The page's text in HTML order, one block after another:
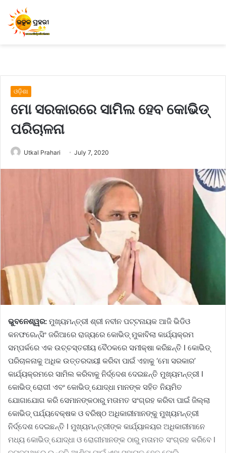
ଓଡ଼ିଶା
ମୋ ସରକାରରେ ସାମିଲ ହେବ କୋଭିଡ୍‌
ପରିଚାଳନା
Utkal Prahari July 7, 2020
ଭୁବନେଶ୍ୱର: ମୁଖ୍ୟମନ୍ତ୍ରୀ ଶ୍ରୀ ନବୀନ ପଟ୍ଟନାୟକ ଆଜି ଭିଡିଓ
କନଫରେନ୍ସିଂ ଜରିଆରେ ରାଜ୍ୟରେ କୋଭିଡ୍‌ ମୁକାବିଲା କାର୍ଯ୍ୟକ୍ରମ
ସମ୍ପର୍କରେ ଏକ ଉଚ୍ଚସ୍ତରୀୟ ବୈଠକରେ ସମୀକ୍ଷା କରିଛନ୍ତି I କୋଭିଡ୍‌
ପରିଚାଳନାକୁ ଅଧିକ ଉତ୍ତରଦାୟୀ କରିବା ପାଇଁ ଏହାକୁ ‘ମୋ ସରକାର’
କାର୍ଯ୍ୟକ୍ରମରେ ସାମିଲ କରିବାକୁ ନିର୍ଦ୍ଦେଶ ଦେଇଛନ୍ତି ମୁଖ୍ୟମନ୍ତ୍ରୀ I
କୋଭିଡ୍‌ ରୋଗୀ ଏବଂ କୋଭିଡ୍‌ ଯୋଦ୍ଧା ମାନଙ୍କ ସହିତ ନିୟମିତ
ଯୋଗାଯୋଗ କରି ସେମାନଙ୍କଠାରୁ ମତାମତ ସଂଗ୍ରହ କରିବା ପାଇଁ ଜିଲ୍ଲା
କୋଭିଡ୍‌ ପର୍ଯ୍ୟବେକ୍ଷକ ଓ ବରିଷ୍ଠ ଅଧିକାରୀମାନଙ୍କୁ ମୁଖ୍ୟମନ୍ତ୍ରୀ
ନିର୍ଦ୍ଦେଶ ଦେଇଛନ୍ତି I ମୁଖ୍ୟମନ୍ତ୍ରୀଙ୍କ କାର୍ଯ୍ୟାଳୟର ଅଧିକାରୀମାନେ
ମଧ୍ୟ କୋଭିଡ୍‌ ଯୋଦ୍ଧା ଓ ରୋଗୀମାନଙ୍କ ଠାରୁ ମତାମତ ସଂଗ୍ରହ କରିବେ I